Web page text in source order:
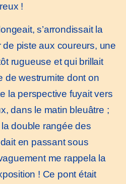
!
s’arrondissait la
piste aux coureurs, une
rugueuse et qui brillait
de westrumite dont on
la perspective fuyait vers
dans le matin bleuâtre ;
double rangée des
en passant sous
me rappela la
! Ce pont était